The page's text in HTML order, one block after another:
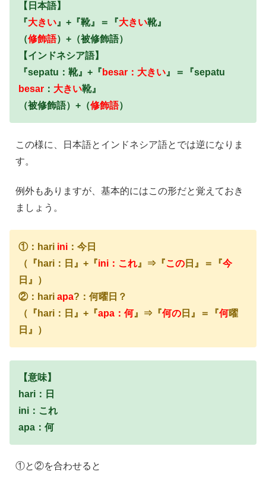
【日本語】
『 大きい』+『靴』＝『 大きい靴』
（修飾語）+（被修飾語）
【インドネシア語】
『sepatu：靴』+『 besar：大きい』＝『sepatu
besar ： 大きい靴』
（被修飾語）+（修飾語）
この様に、日本語とインドネシア語とでは逆になりま
す。
例外もありますが、基本的にはこの形だと覚えておき
ましょう。
①：hari ini ：今日
（『hari：日』+『ini：これ 』⇒『この 日』＝『今
日』）
②：hari apa?：何曜日？
（『hari：日』+『apa：何』⇒『何の 日』＝『何曜
日』）
【意味】
hari：日
ini：これ
apa：何
①と②を合わせると